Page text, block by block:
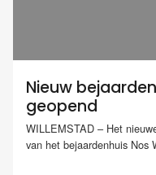
Nieuw
geopend
WILLEMSTAD – Het
van het bejaardenhuis Nos